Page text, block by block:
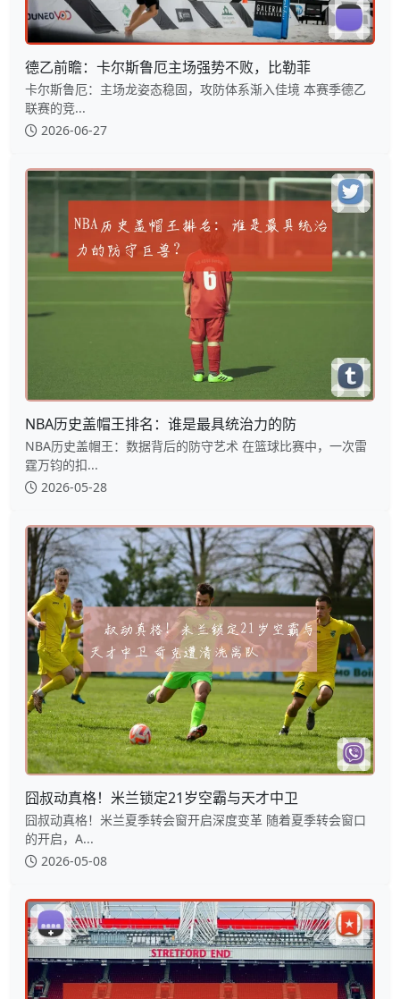
德乙前瞻：卡尔斯鲁厄主场强势不败，比勒菲
卡尔斯鲁厄：主场龙姿态稳固，攻防体系渐入佳境 本赛季德乙
联赛的竞...
2026-06-27
NBA历史盖帽王排名：谁是最具统治力的防
NBA历史盖帽王：数据背后的防守艺术 在篮球比赛中，一次雷
霆万钧的扣...
2026-05-28
囧叔动真格！米兰锁定21岁空霸与天才中卫
囧叔动真格！米兰夏季转会窗开启深度变革 随着夏季转会窗口
的开启，A...
2026-05-08